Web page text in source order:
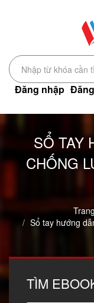
Đăng nhập
SỔ TAY
CHỐNG
Sổ tay hướng
TÌM